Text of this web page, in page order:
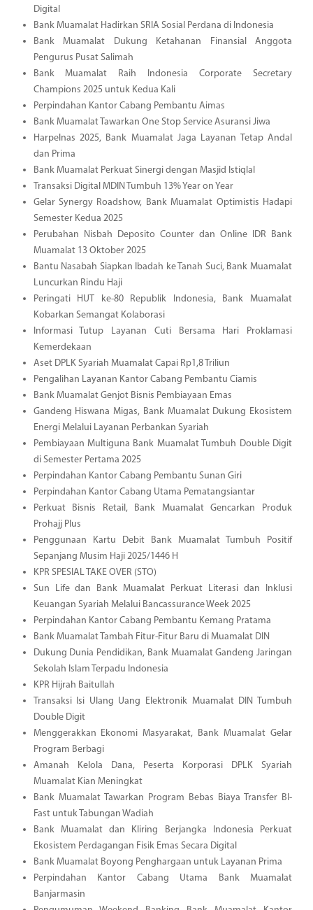
Digital
Bank Muamalat Hadirkan SRIA Sosial Perdana di Indonesia
Bank Muamalat Dukung Ketahanan Finansial Anggota
Pengurus Pusat Salimah
Bank Muamalat Raih Indonesia Corporate Secretary
Champions 2025 untuk Kedua Kali
Perpindahan Kantor Cabang Pembantu Aimas
Bank Muamalat Tawarkan One Stop Service Asuransi Jiwa
Harpelnas 2025, Bank Muamalat Jaga Layanan Tetap Andal
dan Prima
Bank Muamalat Perkuat Sinergi dengan Masjid Istiqlal
Transaksi Digital MDIN Tumbuh 13% Year on Year
Gelar Synergy Roadshow, Bank Muamalat Optimistis Hadapi
Semester Kedua 2025
Perubahan Nisbah Deposito Counter dan Online IDR Bank
Muamalat 13 Oktober 2025
Bantu Nasabah Siapkan Ibadah ke Tanah Suci, Bank Muamalat
Luncurkan Rindu Haji
Peringati HUT ke-80 Republik Indonesia, Bank Muamalat
Kobarkan Semangat Kolaborasi
Informasi Tutup Layanan Cuti Bersama Hari Proklamasi
Kemerdekaan
Aset DPLK Syariah Muamalat Capai Rp1,8 Triliun
Pengalihan Layanan Kantor Cabang Pembantu Ciamis
Bank Muamalat Genjot Bisnis Pembiayaan Emas
Gandeng Hiswana Migas, Bank Muamalat Dukung Ekosistem
Energi Melalui Layanan Perbankan Syariah
Pembiayaan Multiguna Bank Muamalat Tumbuh Double Digit
di Semester Pertama 2025
Perpindahan Kantor Cabang Pembantu Sunan Giri
Perpindahan Kantor Cabang Utama Pematangsiantar
Perkuat Bisnis Retail, Bank Muamalat Gencarkan Produk
Prohajj Plus
Penggunaan Kartu Debit Bank Muamalat Tumbuh Positif
Sepanjang Musim Haji 2025/1446 H
KPR SPESIAL TAKE OVER (STO)
Sun Life dan Bank Muamalat Perkuat Literasi dan Inklusi
Keuangan Syariah Melalui Bancassurance Week 2025
Perpindahan Kantor Cabang Pembantu Kemang Pratama
Bank Muamalat Tambah Fitur-Fitur Baru di Muamalat DIN
Dukung Dunia Pendidikan, Bank Muamalat Gandeng Jaringan
Sekolah Islam Terpadu Indonesia
KPR Hijrah Baitullah
Transaksi Isi Ulang Uang Elektronik Muamalat DIN Tumbuh
Double Digit
Menggerakkan Ekonomi Masyarakat, Bank Muamalat Gelar
Program Berbagi
Amanah Kelola Dana, Peserta Korporasi DPLK Syariah
Muamalat Kian Meningkat
Bank Muamalat Tawarkan Program Bebas Biaya Transfer BI-
Fast untuk Tabungan Wadiah
Bank Muamalat dan Kliring Berjangka Indonesia Perkuat
Ekosistem Perdagangan Fisik Emas Secara Digital
Bank Muamalat Boyong Penghargaan untuk Layanan Prima
Perpindahan Kantor Cabang Utama Bank Muamalat
Banjarmasin